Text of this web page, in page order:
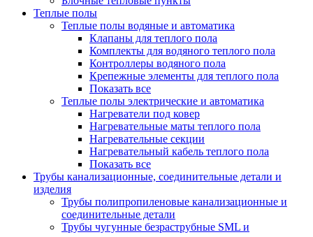
Теплые полы
Теплые полы водяные и автоматика
Клапаны для теплого пола
Комплекты для водяного теплого пола
Контроллеры водяного пола
Крепежные элементы для теплого пола
Показать все
Теплые полы электрические и автоматика
Нагреватели под ковер
Нагревательные маты теплого пола
Нагревательные секции
Нагревательный кабель теплого пола
Показать все
Трубы канализационные, соединительные детали и
изделия
Трубы полипропиленовые канализационные и
соединительные детали
Трубы чугунные безраструбные SML и